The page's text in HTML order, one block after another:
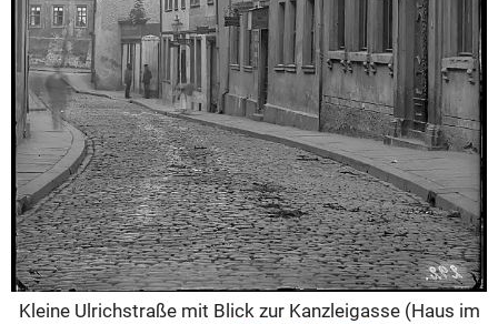
Kleine Ulrichstraße mit Blick zur Kanzleigasse (Haus im